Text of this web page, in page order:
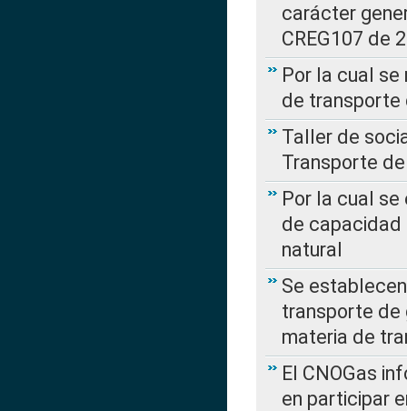
carácter
CREG107 de
Por la cual
de transporte
Taller de
Transporte
Por la cual
de capacidad
natural
Se
transporte de
materia de
El CNOGas
en participar